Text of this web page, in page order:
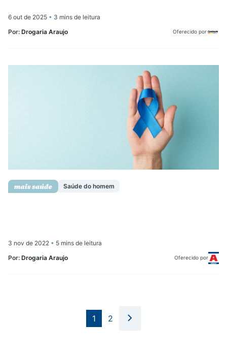
6 out de 2025 • 3 mins de leitura
Por: Drogaria Araujo Oferecido por
Saúde do homem
3 nov de 2022 • 5 mins de leitura
Por: Drogaria Araujo Oferecido por
1 2